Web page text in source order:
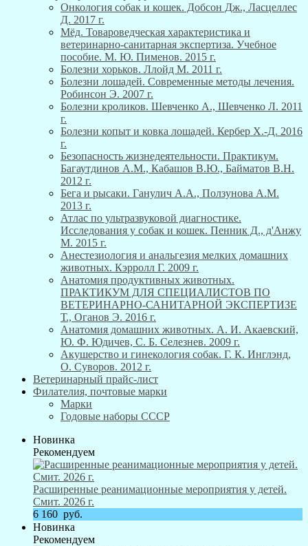
Онкология собак и кошек. Добсон Дж., Ласцеллес
Д. 2017 г.
Мёд. Товароведческая характеристика и
ветеринарно-санитарная экспертиза. Учебное
пособие. М. Ю. Пименов. 2015 г.
Болезни хорьков. Ллойд М. 2011 г.
Болезни лошадей. Современные методы лечения.
Робинсон Э. 2007 г.
Болезни кроликов. Шевченко А., Шевченко Л. 2011
г.
Болезни копыт и ковка лошадей. Кербер Х.-Д. 2016
г.
Безопасность жизнедеятельности. Практикум.
Багаутдинов А.М., Кабашов В.Ю., Байматов В.Н.
2012 г.
Бега и рысаки. Ганулич А.А., Ползунова А.М.
2013 г.
Атлас по ультразвуковой диагностике.
Исследования у собак и кошек. Пенник Д., д'Анжу
М. 2015 г.
Анестезиология и анальгезия мелких домашних
животных. Кэрролл Г. 2009 г.
Анатомия продуктивных животных.
ПРАКТИКУМ ДЛЯ СПЕЦИАЛИСТОВ ПО
ВЕТЕРИНАРНО-САНИТАРНОЙ ЭКСПЕРТИЗЕ
Т., Оганов Э. 2016 г.
Анатомия домашних животных. А. И. Акаевский,
Ю. Ф. Юдичев, С. Б. Селезнев. 2009 г.
Акушерство и гинекология собак. Г. К. Инглэнд,
О. Суворов. 2012 г.
Ветеринарный прайс-лист
Филателия, почтовые марки
Марки
Годовые наборы СССР
Новинка
Рекомендуем
Расширенные реанимационные мероприятия у детей.
Смит. 2026 г.
6 160 руб.
Новинка
Рекомендуем